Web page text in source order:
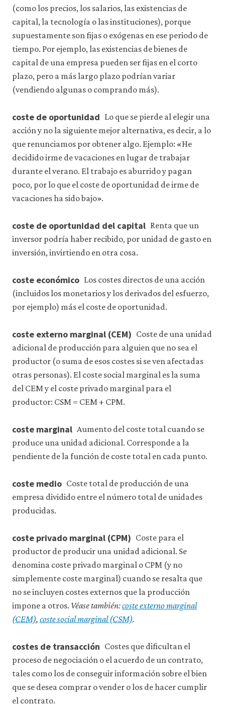
(como los precios, los salarios, las existencias de
capital, la tecnología o las instituciones), porque
supuestamente son fijas o exógenas en ese periodo de
tiempo. Por ejemplo, las existencias de bienes de
capital de una empresa pueden ser fijas en el corto
plazo, pero a más largo plazo podrían variar
(vendiendo algunas o comprando más).
coste de oportunidad Lo que se pierde al elegir una
acción y no la siguiente mejor alternativa, es decir, a lo
que renunciamos por obtener algo. Ejemplo: «He
decidido irme de vacaciones en lugar de trabajar
durante el verano. El trabajo es aburrido y pagan
poco, por lo que el coste de oportunidad de irme de
vacaciones ha sido bajo».
coste de oportunidad del capital Renta que un
inversor podría haber recibido, por unidad de gasto en
inversión, invirtiendo en otra cosa.
coste económico Los costes directos de una acción
(incluidos los monetarios y los derivados del esfuerzo,
por ejemplo) más el coste de oportunidad.
coste externo marginal (CEM) Coste de una unidad
adicional de producción para alguien que no sea el
productor (o suma de esos costes si se ven afectadas
otras personas). El coste social marginal es la suma
del CEM y el coste privado marginal para el
productor: CSM = CEM + CPM.
coste marginal Aumento del coste total cuando se
produce una unidad adicional. Corresponde a la
pendiente de la función de coste total en cada punto.
coste medio Coste total de producción de una
empresa dividido entre el número total de unidades
producidas.
coste privado marginal (CPM) Coste para el
productor de producir una unidad adicional. Se
denomina coste privado marginal o CPM (y no
simplemente coste marginal) cuando se resalta que
no se incluyen costes externos que la producción
impone a otros. Véase también:coste externo marginal
(CEM), coste social marginal (CSM).
costes de transacción Costes que dificultan el
proceso de negociación o el acuerdo de un contrato,
tales como los de conseguir información sobre el bien
que se desea comprar o vender o los de hacer cumplir
el contrato.